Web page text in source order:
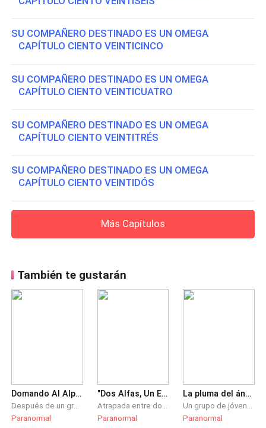
SU COMPAÑERO DESTINADO ES UN OMEGA
CAPÍTULO CIENTO VEINTICINCO
SU COMPAÑERO DESTINADO ES UN OMEGA
CAPÍTULO CIENTO VEINTICUATRO
SU COMPAÑERO DESTINADO ES UN OMEGA
CAPÍTULO CIENTO VEINTITRÉS
SU COMPAÑERO DESTINADO ES UN OMEGA
CAPÍTULO CIENTO VEINTIDÓS
Más Capítulos
También te gustarán
Domando Al Alpha
Después de un grave accidente pierde a su familia y escapa de la asistente social que quería meterla en el orfanato. Triste y desorientada roba un auto que se erá su nuevo hogar hasta que entra a un pueblo alejado de todos donde encuentra una cabaña en lo más profundo del bosque. ¿De quién es la cabaña?
Paranormal
"Dos Alfas, Un Esclavo"
Atrapada entre dos Reyes Alfa, Aria tenía una vida más miserable que la de cualquier lobo de su edad. Al primer rey, ella fue vendida por un par de monedas y se convirtió en su máquina incansable para mostrar su destreza sexual. Se enorgullecía en recordarle que su utilidad solo residía en la cama. Cuando la salvación llegó a ella en la forma de un nuevo rey, su hijo se convirtió en su prioridad absoluta—una prioridad destinada a manchar su imagen para siempre. Ella vería a ambos rivales luchar sin cesar por la custodia de esa única alegría en sus interminables penas. Pero, cuando uno de ellos enfrenta sus propios demonios y sus crecientes sentimientos por Aria, ¿qué será del destino de la pobre y desgraciada esclava Omega y madre?
Paranormal
La pluma del ángel
Un grupo de jóvenes y rebeldes ángeles deciden desobedecer a su creador y bajar a la tierra para ayudar a la humanidad que está al borde de la extinción y sin rumbo después de una tercera guerra mundial, pero su presencia desata otra batalla entre humanos y demonios por la posesión de sus valiosas plumas. Leonel Sarpa nos muestra en esta novela fantástica unos ángeles muy humanos, lejos de los estereotipos socorridos por el género y nos enseña un mundo más cercano a lo que debería ser “en realidad” la existencia de esos seres.
Paranormal